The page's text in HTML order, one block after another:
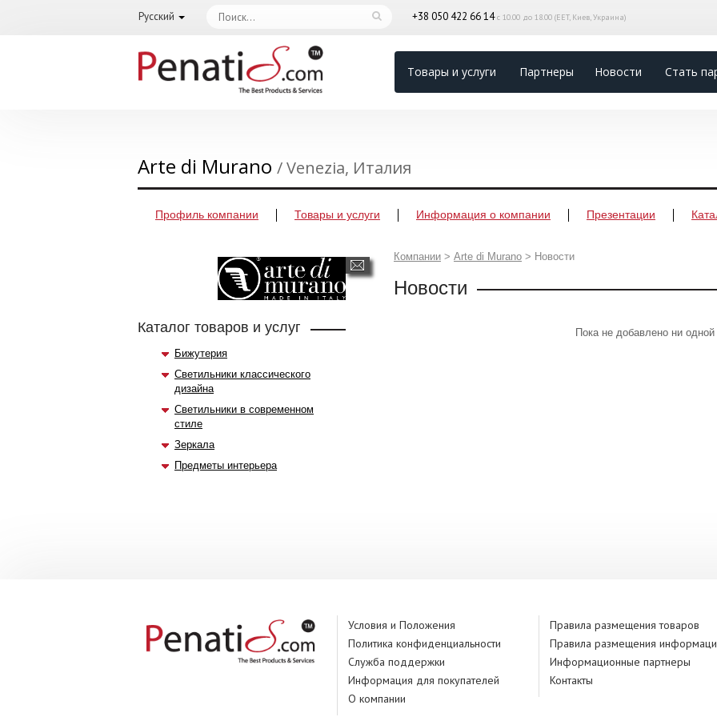
Русский +38 050 422 66 14с 10.00 до 18.00 (EET, Киев, Украина)
Товары и услуги Партнеры Новости Стать
Arte di Murano / Venezia, Италия
Профиль компании Товары и услуги Информация о компании Презентации
Каталог товаров и услуг
Бижутерия
Светильники классического
дизайна
Светильники в современном
стиле
Зеркала
Предметы интерьера
Компании > Arte di Murano > Новости
Новости
Пока не добавлено ни одной
Условия и Положения
Политика конфиденциальности
Служба поддержки
Информация для покупателей
О компании
Правила размещения товаров
Правила размещения
Информационные партнеры
Контакты